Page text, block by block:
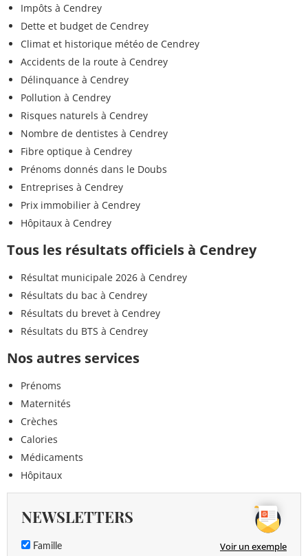
Impôts à Cendrey
Dette et budget de Cendrey
Climat et historique météo de Cendrey
Accidents de la route à Cendrey
Délinquance à Cendrey
Pollution à Cendrey
Risques naturels à Cendrey
Nombre de dentistes à Cendrey
Fibre optique à Cendrey
Prénoms donnés dans le Doubs
Entreprises à Cendrey
Prix immobilier à Cendrey
Hôpitaux à Cendrey
Tous les résultats officiels à Cendrey
Résultat municipale 2026 à Cendrey
Résultats du bac à Cendrey
Résultats du brevet à Cendrey
Résultats du BTS à Cendrey
Nos autres services
Prénoms
Maternités
Crèches
Calories
Médicaments
Hôpitaux
NEWSLETTERS
Famille Voir un exemple